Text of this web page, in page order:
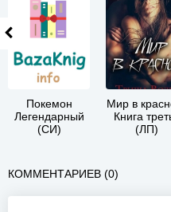
Покемон
Легендарный
(СИ)
Мир в
Книга
(ЛП)
КОММЕНТАРИЕВ (0)